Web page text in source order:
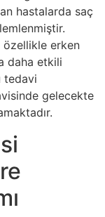
hastalarda saç
özellikle erken
daha etkili
tedavi
gelecekte